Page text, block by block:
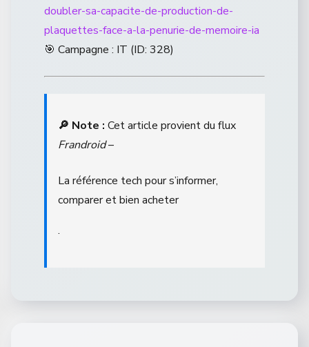
doubler-sa-capacite-de-production-de-
plaquettes-face-a-la-penurie-de-memoire-ia
🎯 Campagne : IT (ID: 328)
🔎 Note : Cet article provient du flux
Frandroid–
La référence tech pour s’informer,
comparer et bien acheter
.